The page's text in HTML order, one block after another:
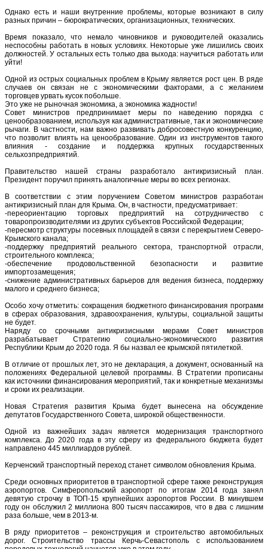
Однако есть и наши внутренние проблемы, которые возникают в силу
разных причин – бюрократических, организационных, технических.
Время показало, что немало чиновников и руководителей оказались
неспособны работать в новых условиях. Некоторые уже лишились своих
должностей. У остальных есть только два выхода: научиться работать или
уйти!
Одной из острых социальных проблем в Крыму является рост цен. В ряде
случаев он связан не с экономическими факторами, а с желанием
торговцев урвать кусок побольше.
Это уже не рыночная экономика, а экономика жадности!
Совет министров предпринимает меры по наведению порядка с
ценообразованием, используя как административные, так и экономические
рычаги. В частности, нам важно развивать добросовестную конкуренцию,
что позволит влиять на ценообразование. Один из инструментов такого
влияния - создание и поддержка крупных государственных
сельхозпредприятий.
Правительство нашей страны разработало антикризисный план.
Президент поручил принять аналогичные меры во всех регионах.
В соответствии с этим поручением Советом министров разработан
антикризисный план для Крыма. Он, в частности, предусматривает:
-переориентацию торговых предприятий на сотрудничество с
товаропроизводителями из других субъектов Российской Федерации;
-пересмотр структуры посевных площадей в связи с перекрытием Северо-
Крымского канала;
-поддержку предприятий реального сектора, транспортной отрасли,
строительного комплекса;
-обеспечение продовольственной безопасности и развитие
импортозамещения;
-снижение административных барьеров для ведения бизнеса, поддержку
малого и среднего бизнеса;
Особо хочу отметить: сокращения бюджетного финансирования программ
в сферах образования, здравоохранения, культуры, социальной защиты
не будет.
Наряду со срочными антикризисными мерами Совет министров
разрабатывает Стратегию социально-экономического развития
Республики Крым до 2020 года. Я бы назвал ее крымской пятилеткой.
В отличие от прошлых лет, это не декларация, а документ, основанный на
положениях Федеральной целевой программы. В Стратегии прописаны
как источники финансирования мероприятий, так и конкретные механизмы
и сроки их реализации.
Новая Стратегия развития Крыма будет вынесена на обсуждение
депутатов Государственного Совета, широкой общественности.
Одной из важнейших задач является модернизация транспортного
комплекса. До 2020 года в эту сферу из федерального бюджета будет
направлено 445 миллиардов рублей.
Керченский транспортный переход станет символом обновления Крыма.
Среди основных приоритетов в транспортной сфере также реконструкция
аэропортов. Симферопольский аэропорт по итогам 2014 года занял
девятую строчку в ТОП-15 крупнейших аэропортов России. В минувшем
году он обслужил 2 миллиона 800 тысяч пассажиров, что в два с лишним
раза больше, чем в 2013-м.
В ряду приоритетов – реконструкция и строительство автомобильных
дорог. Строительство трассы Керчь-Севастополь с использованием